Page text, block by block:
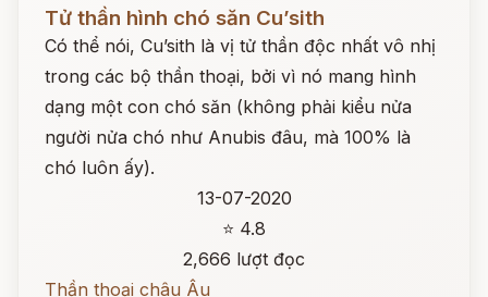
Tử thần hình chó săn Cu’sith
Có thể nói, Cu’sith là vị tử thần độc nhất vô nhị
trong các bộ thần thoại, bởi vì nó mang hình
dạng một con chó săn (không phải kiểu nửa
người nửa chó như Anubis đâu, mà 100% là
chó luôn ấy).
13-07-2020
⭐ 4.8
2,666 lượt đọc
Thần thoại châu Âu